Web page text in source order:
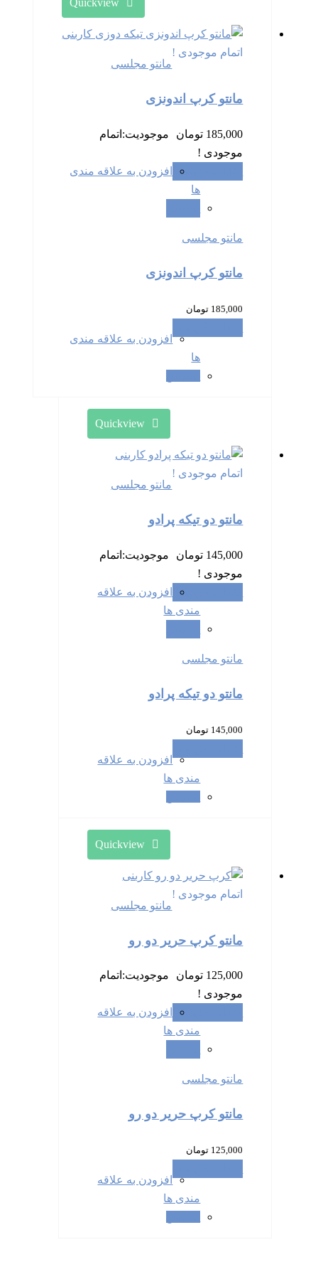
اتمام موجودی !
مانتو مجلسی
مانتو کرپ اندونزی
185,000 تومان موجودیت: اتمام
موجودی !
انتخاب گزینه ها
افزودن به علاقه مندی
ها
مانتو مجلسی
مانتو کرپ اندونزی
185,000 تومان
افزودن به علاقه مندی
ها
اتمام موجودی !
مانتو مجلسی
مانتو دو تیکه پرادو
145,000 تومان موجودیت: اتمام
موجودی !
انتخاب گزینه ها
افزودن به علاقه
مندی ها
مانتو مجلسی
مانتو دو تیکه پرادو
145,000 تومان
افزودن به علاقه
مندی ها
اتمام موجودی !
مانتو مجلسی
مانتو کرپ حریر دو رو
125,000 تومان موجودیت: اتمام
موجودی !
انتخاب گزینه ها
افزودن به علاقه
مندی ها
مانتو مجلسی
مانتو کرپ حریر دو رو
125,000 تومان
افزودن به علاقه
مندی ها